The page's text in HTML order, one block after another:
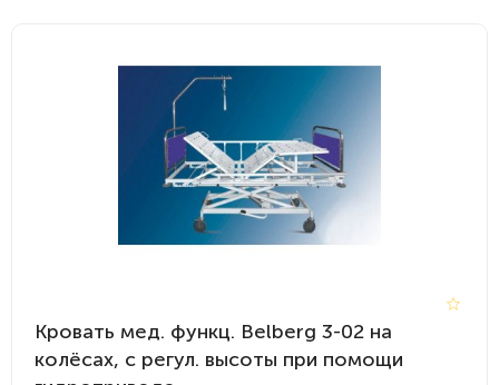
Кровать мед. функц. Belberg 3-02 на
колёсах, с регул. высоты при помощи